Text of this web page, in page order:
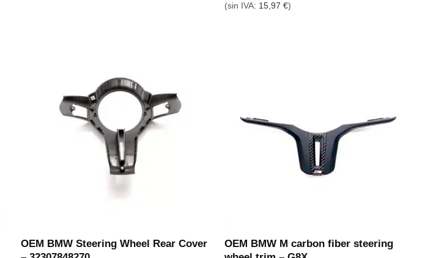
(sin IVA: 15,97€)
OEM BMW Steering Wheel Rear Cover
OEM BMW M carbon fiber steering